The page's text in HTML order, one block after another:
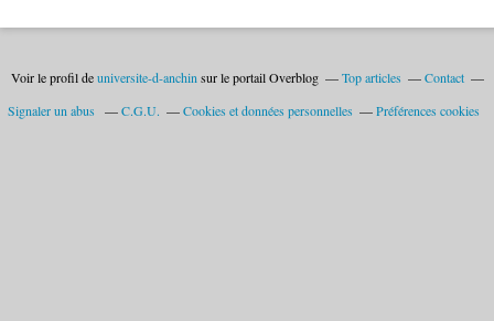
Voir le profil deuniversite-d-anchin sur le portail Overblog Top articles
Contact
Signaler un abus
C.G.U. Cookies et données personnelles Préférences cookies